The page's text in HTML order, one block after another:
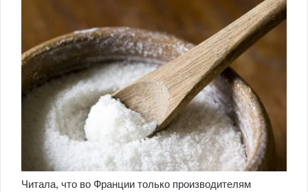
Читала, что во Франции только производителям